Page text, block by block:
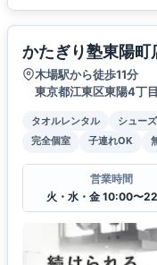
かたぎり塾東陽町
木場駅から徒歩11分
東京都江東区東陽4丁
タオルレンタル シュー
完全個室
子連れOK
営業時間
火・水・金 10:00〜